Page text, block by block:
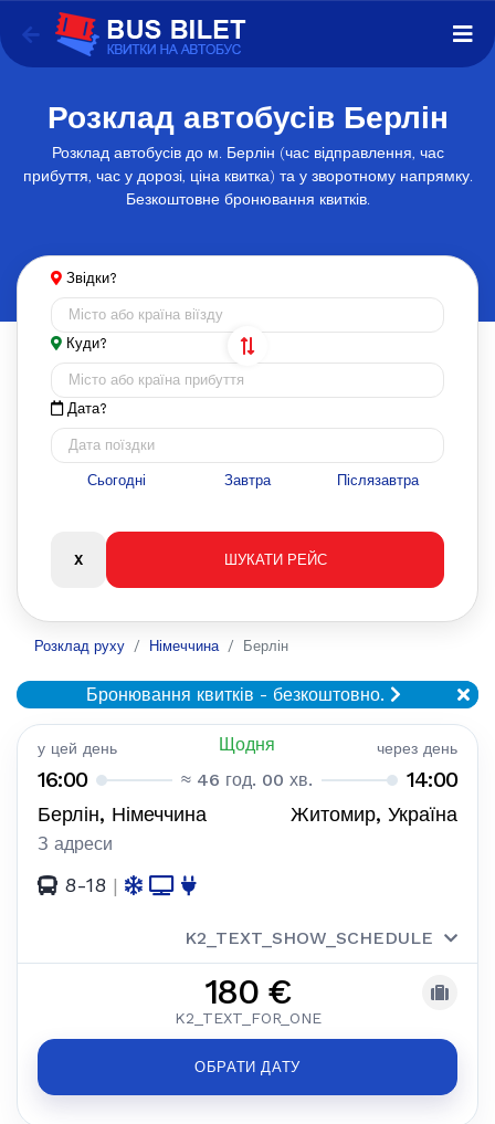
Розклад автобусів Берлін
Розклад автобусів до м. Берлін (час відправлення, час
прибуття, час у дорозі, ціна квитка) та у зворотному напрямку.
Безкоштовне бронювання квитків.
Звідки?
Куди?
Дата?
Сьогодні Завтра Післязавтра
Розклад руху Німеччина Берлін
Бронювання квитків - безкоштовно.
у цей день Щодня через день
16:00 ≈ 46 год. 00 хв. 14:00
Берлін, Німеччина Житомир, Україна
З адреси
8-18 |
K2_TEXT_SHOW_SCHEDULE
180 €
K2_TEXT_FOR_ONE
ОБРАТИ ДАТУ